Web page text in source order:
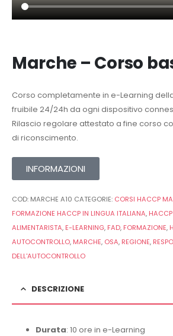
Marche – Corso
Corso completamente in e-Learning
fruibile 24/24h da ogni dispositivo
Rilascio regolare attestato a fine corso
di riconscimento.
INFORMAZIONI
COD: MARCHE A10 CATEGORIE: CORSI HACCP
FORMAZIONE HACCP IN LINGUA ITALIANA, HACCP
ALIMENTARISTA, E-LEARNING, FAD, FORMAZIONE,
AUTOCONTROLLO, MARCHE, OSA, REGIONE,
DELL'AUTOCONTROLLO
DESCRIZIONE
Durata: 10 ore in e-Learning